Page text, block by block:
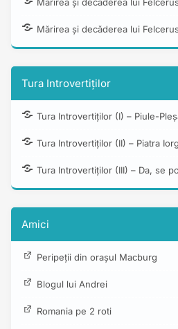
Mărirea și decăderea lui
Mărirea și decăderea lui
Tura Introvertiților
Tura Introvertiților (I) – Piule-
Tura Introvertiților (II) – Piatra
Tura Introvertiților (III) – Da, se
Amici
Peripeții din orașul Macburg
Blogul lui Andrei
Romania pe 2 roti